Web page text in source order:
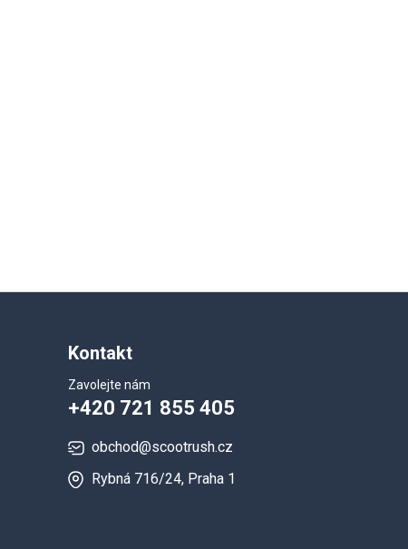
Kontakt
Zavolejte nám
+420 721 855 405
obchod@scootrush.cz
Rybná 716/24, Praha 1